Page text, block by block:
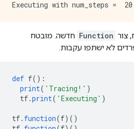
צור Function חדשה. מובטח
לא ישתפו עקבות.
def f():
print( 'Tracing!' )
tf.print( 'Executing' )
tf. function(f)()